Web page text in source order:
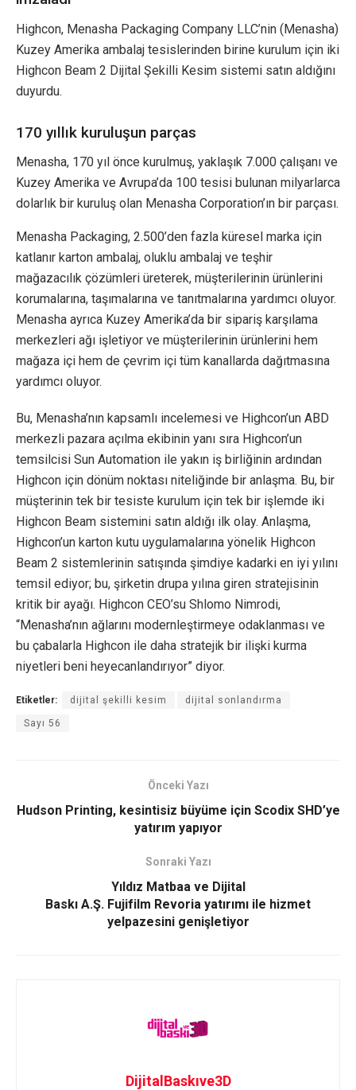
Highcon, Menasha Packaging Company LLC’nin (Menasha)
Kuzey Amerika ambalaj tesislerinden birine kurulum için iki
Highcon Beam 2 Dijital Şekilli Kesim sistemi satın aldığını
duyurdu.
170 yıllık kuruluşun parças
Menasha, 170 yıl önce kurulmuş, yaklaşık 7.000 çalışanı ve
Kuzey Amerika ve Avrupa’da 100 tesisi bulunan milyarlarca
dolarlık bir kuruluş olan Menasha Corporation’ın bir parçası.
Menasha Packaging, 2.500’den fazla küresel marka için
katlanır karton ambalaj, oluklu ambalaj ve teşhir
mağazacılık çözümleri üreterek, müşterilerinin ürünlerini
korumalarına, taşımalarına ve tanıtmalarına yardımcı oluyor.
Menasha ayrıca Kuzey Amerika’da bir sipariş karşılama
merkezleri ağı işletiyor ve müşterilerinin ürünlerini hem
mağaza içi hem de çevrim içi tüm kanallarda dağıtmasına
yardımcı oluyor.
Bu, Menasha’nın kapsamlı incelemesi ve Highcon’un ABD
merkezli pazara açılma ekibinin yanı sıra Highcon’un
temsilcisi Sun Automation ile yakın iş birliğinin ardından
Highcon için dönüm noktası niteliğinde bir anlaşma. Bu, bir
müşterinin tek bir tesiste kurulum için tek bir işlemde iki
Highcon Beam sistemini satın aldığı ilk olay. Anlaşma,
Highcon’un karton kutu uygulamalarına yönelik Highcon
Beam 2 sistemlerinin satışında şimdiye kadarki en iyi yılını
temsil ediyor; bu, şirketin drupa yılına giren stratejisinin
kritik bir ayağı. Highcon CEO’su Shlomo Nimrodi,
“Menasha’nın ağlarını modernleştirmeye odaklanması ve
bu çabalarla Highcon ile daha stratejik bir ilişki kurma
niyetleri beni heyecanlandırıyor” diyor.
Etiketler: dijital şekilli kesim dijital sonlandırma
Sayı 56
Önceki Yazı
Hudson Printing, kesintisiz büyüme için Scodix SHD’ye
yatırım yapıyor
Sonraki Yazı
Yıldız Matbaa ve Dijital
Baskı A.Ş. Fujifilm Revoria yatırımı ile hizmet
yelpazesini genişletiyor
DijitalBaskıve3D